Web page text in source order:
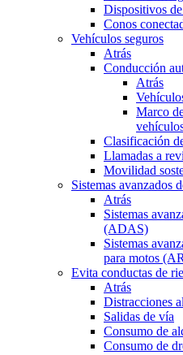
Dispositivos
Conos
Vehículos seguros
Atrás
Conducción
Atrás
Marco
Clasificación
Llamadas a
Movilidad
Sistemas avanzados
Atrás
Sistemas
(ADAS)
Sistemas
para motos
Evita conductas de
Atrás
Distracciones
Salidas de vía
Consumo de
Consumo de